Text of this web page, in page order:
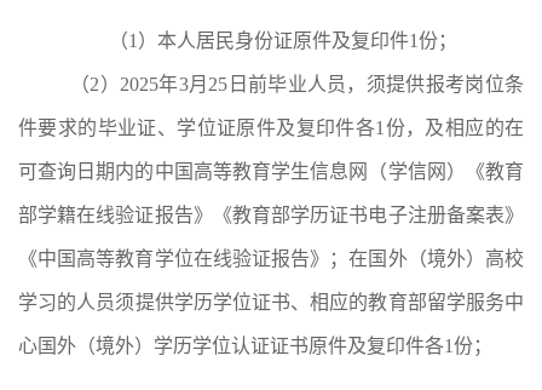
（1 ）本人居民身份证原件及复印件1份；
（2） 2025年3月 25 日前毕业人员 ，须提供报考岗位条
件要求的毕业证、 学位证原件及复印件各1 份， 及相应的在
可查询日期内的中国高等教育学生信息网 （学信网 ）《教育
部学籍在线验证报告》《教育部学历证书电子注册备案表》
《中国高等教育学位在线验证报告》；在 国外（境外） 高校
学习的人员须提供学历学位证书、相应的教育部留学服务中
心国外（境外）学历学位认证证书原件及复印件各1份；